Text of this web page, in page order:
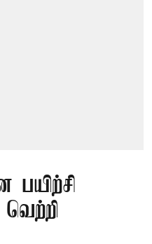
பயிற்சி